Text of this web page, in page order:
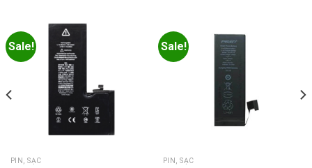
Sale!
PIN, SẠC
Sale!
PIN, SẠC